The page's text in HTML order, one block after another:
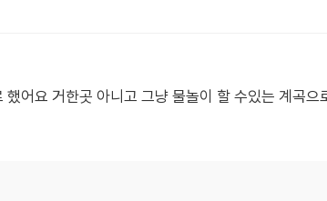
어요 거한곳 아니고 그냥 물놀이 할 수있는 계곡으